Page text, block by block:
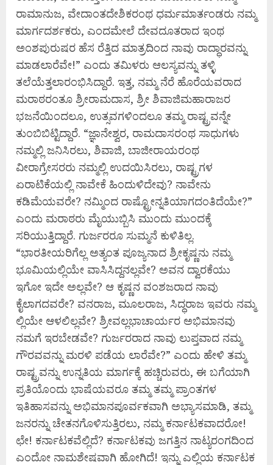
ರಾಮಾನುಜ, ವೇದಾಂತದೇಶಿಕರಂಥ ಧರ್ಮಮಾರ್ತಂಡರು ನಮ್ಮ
ಮಾರ್ಗದರ್ಶಕರು, ಎಂದಮೇಲೆ ದೇವದೂತರಾದ ಇಂಥ
ಅಂಶಪುರುಷರ ಹೆಸ ರೆತ್ತಿದ ಮಾತ್ರದಿಂದ ನಾವು ರಾದ್ಧಾರವನ್ನು
ಮಾಡಲಾರೆವೇ!” ಎಂದು ತಮಿಳರು ಆಲಸ್ಯವನ್ನು ತಳ್ಳಿ
ತಲೆಯೆತ್ತಲಾರಂಭಿಸಿದ್ದಾರೆ. ಇತ್ತ, ನಮ್ಮ ನೆರೆ ಹೊರೆಯವರಾದ
ಮರಾಠರಂತೂ ಶ್ರೀರಾಮದಾಸ, ಶ್ರೀ ಶಿವಾಜಿಮಹಾರಾಜರ
ಭಜನೆಯಿಂದಲೂ, ಉತ್ಸವಗಳಿಂದಲೂ ತಮ್ಮ ರಾಷ್ಟ್ರವನ್ನೇ
ತುಂಬಿಬಿಟ್ಟಿದ್ದಾರೆ. “ಜ್ಞಾನೇಶ್ವರ, ರಾಮದಾಸರಂಥ ಸಾಧುಗಳು
ನಮ್ಮಲ್ಲಿ ಜನಿಸಿರಲು, ಶಿವಾಜಿ, ಬಾಜೀರಾಯರಂಥ
ವೀರಾಗ್ರೇಸರರು ನಮ್ಮಲ್ಲಿ ಉದಯಿಸಿರಲು, ರಾಷ್ಟ್ರಗಳ
ಏರಾಟಿಕೆಯಲ್ಲಿ ನಾವೇಕೆ ಹಿಂದುಳಿದೇವು? ನಾವೇನು
ಕಡಿಮೆಯವರೇ? ನಮ್ಮಿಂದ ರಾಷ್ಟ್ರೋನ್ನತಿಯಾಗದಂತಿದೆಯೇ?”
ಎಂದು ಮರಾಠರು ಮೈಯುಬ್ಬಿಸಿ ಮುಂದು ಮುಂದಕ್ಕೆ
ಸರಿಯುತ್ತಿದ್ದಾರೆ. ಗುರ್ಜರರೂ ಸುಮ್ಮನೆ ಕುಳಿತಿಲ್ಲ.
“ಭಾರತೀಯರಿಗೆಲ್ಲ ಅತ್ಯಂತ ಪೂಜ್ಯನಾದ ಶ್ರೀಕೃಷ್ಣನು ನಮ್ಮ
ಭೂಮಿಯಲ್ಲಿಯೇ ವಾಸಿಸಿದ್ದನಲ್ಲವೇ? ಅವನ ದ್ವಾರಕೆಯು
ಇಗೋ ಇದೇ ಅಲ್ಲವೇ? ಆ ಕೃಷ್ಣನ ವಂಶಜರಾದ ನಾವು
ಕೈಲಾಗದವರೇ? ವನರಾಜ, ಮೂಲರಾಜ, ಸಿದ್ಧರಾಜ ಇವರು ನಮ್ಮ
ಲ್ಲಿಯೇ ಆಳಲಿಲ್ಲವೇ? ಶ್ರೀವಲ್ಲಭಾಚಾರ್ಯರ ಅಭಿಮಾನವು
ನಮಗೆ ಇರಬೇಡವೇ? ಗುರ್ಜರರಾದ ನಾವು ಲುಪ್ತವಾದ ನಮ್ಮ
ಗೌರವವನ್ನು ಮರಳಿ ಪಡೆಯ ಲಾರೆವೇ?” ಎಂದು ಹೇಳಿ ತಮ್ಮ
ರಾಷ್ಟ್ರವನ್ನು ಉನ್ನತಿಯ ಮಾರ್ಗಕ್ಕೆ ಹಚ್ಚಿರುವರು, ಈ ಬಗೆಯಾಗಿ
ಪ್ರತಿಯೊಂದು ಭಾಷೆಯವರೂ ತಮ್ಮ ತಮ್ಮ ಪ್ರಾಂತಗಳ
ಇತಿಹಾಸವನ್ನು ಅಭಿಮಾನಪೂರ್ವಕವಾಗಿ ಅಭ್ಯಾಸಮಾಡಿ, ತಮ್ಮ
ಜನರನ್ನು ಚೇತನಗೊಳಿಸುತ್ತಿರಲು, ನಮ್ಮ ಕರ್ನಾಟಕವಾದರೋ!
ಛೇ! ಕರ್ನಾಟಕವೆಲ್ಲಿದೆ? ಕರ್ನಾಟಕವು ಜಗತ್ತಿನ ನಾಟ್ಯರಂಗದಿಂದ
ಎಂದೋ ನಾಮಶೇಷವಾಗಿ ಹೋಗಿದೆ! ಇನ್ನು ಎಲ್ಲಿಯ ಕರ್ನಾಟಕ